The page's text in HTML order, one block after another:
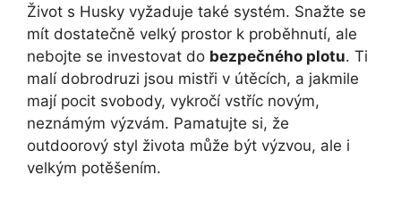
Život s Husky vyžaduje také systém. Snažte se
mít dostatečně velký prostor k proběhnutí, ale
nebojte se investovat do bezpečného plotu. Ti
malí dobrodruzi jsou mistři v útěcích, a jakmile
mají pocit svobody, vykročí vstříc novým,
neznámým výzvám. Pamatujte si, že
outdoorový styl života může být výzvou, ale i
velkým potěšením.